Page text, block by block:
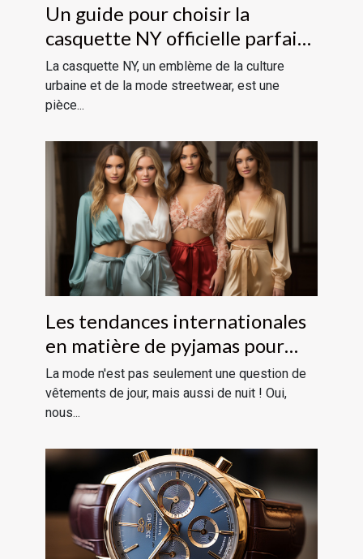
Un guide pour choisir la
casquette NY officielle parfaite
pour votre style
La casquette NY, un emblème de la culture
urbaine et de la mode streetwear, est une
pièce...
Les tendances internationales
en matière de pyjamas pour
femmes
La mode n'est pas seulement une question de
vêtements de jour, mais aussi de nuit ! Oui,
nous...